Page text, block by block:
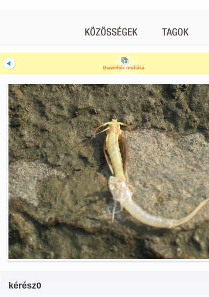
Diavetítés indítása
kérész0